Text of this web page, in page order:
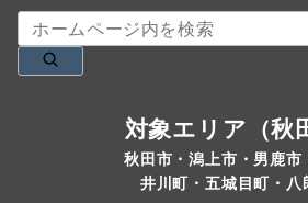
対象エリア（秋
秋田市・潟上市・男鹿市
井川町・五城目町・八